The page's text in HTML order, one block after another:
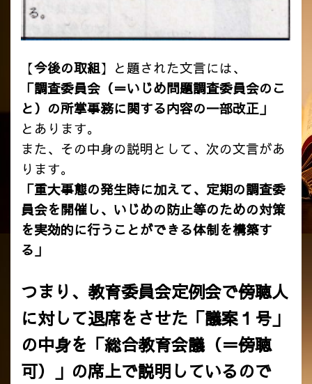
【今後の取組】と題された文言には、
「調査委員会（＝いじめ問題調査委員会のこ
と）の所掌事務に関する内容の一部改正」
とあります。
また、その中身の説明として、次の文言があ
ります。
「重大事態の発生時に加えて、定期の調査委
員会を開催し、いじめの防止等のための対策
を実効的に行うことができる体制を構築す
る」
つまり、教育委員会定例会で傍聴人
に対して退席をさせた「議案１号」
の中身を「総合教育会議（＝傍聴
可）」の席上で説明しているので